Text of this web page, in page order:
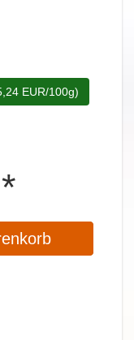
EUR/100g)
*